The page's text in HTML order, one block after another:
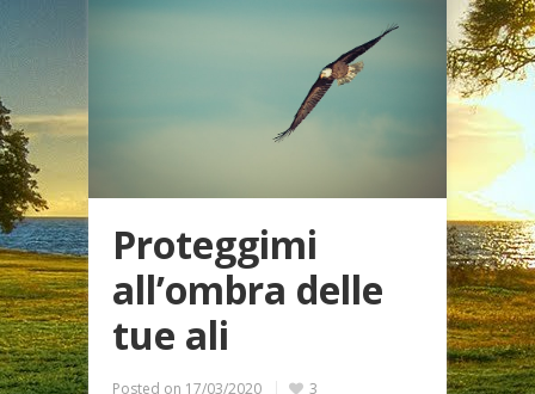
Proteggimi
all’ombra delle
tue ali
Posted on 17/03/2020 3